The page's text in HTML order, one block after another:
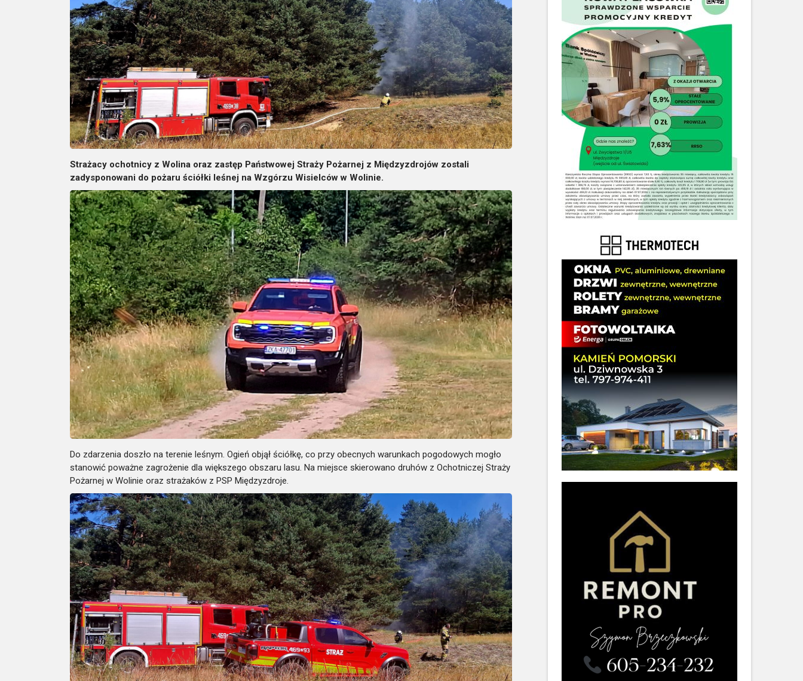
Strażacy ochotnicy z Wolina oraz zastęp Państwowej Straży Pożarnej z Międzyzdrojów zostali
zadysponowani do pożaru ściółki leśnej na Wzgórzu Wisielców w Wolinie.
Do zdarzenia doszło na terenie leśnym. Ogień objął ściółkę, co przy obecnych warunkach pogodowych mogło
stanowić poważne zagrożenie dla większego obszaru lasu. Na miejsce skierowano druhów z Ochotniczej Straży
Pożarnej w Wolinie oraz strażaków z PSP Międzyzdroje.